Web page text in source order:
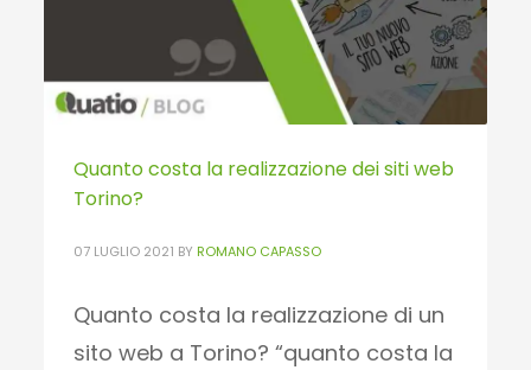
PUBLISHED IN WEB ,QUATIO BLOG
Quanto costa la realizzazione dei siti web
Torino?
07 LUGLIO 2021 BY ROMANO CAPASSO
Quanto costa la realizzazione di un
sito web a Torino? “quanto costa la